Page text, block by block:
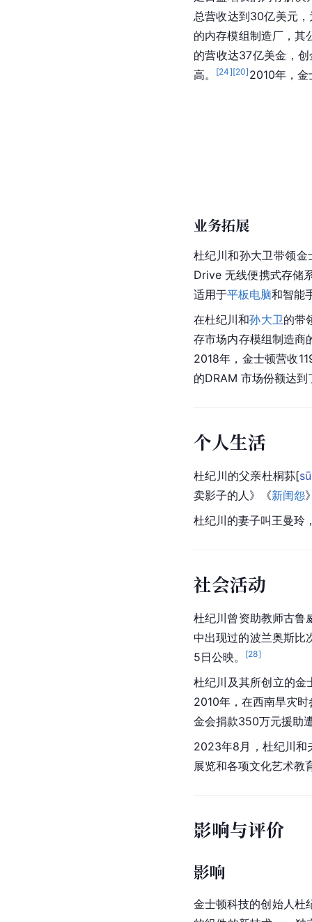
总营收达到30亿美元
的内存模组制造厂 ，
的营收达37亿美金，
高。
[24][20] 2010年，金
业务拓展
杜纪川和孙大卫带领金
Drive 无线便携式存储
适用于平板电脑和智能
在杜纪川和孙大卫的带
存市场内存模组制造商
2018年，金士顿营收
的DRAM 市场份额达到
个人生活
杜纪川的父亲杜桐荪[
卖影子的人》《新闺怨
杜纪川的妻子叫王曼玲
社会活动
杜纪川曾资助教师古鲁
中出现过的波兰奥斯比
5日公映。
[28]
杜纪川及其所创立的金
2010年，在西南旱灾时
金会捐款350万元援助
2023年8月，杜纪川和
展览和各项文化艺术教
影响与评价
影响
金士顿科技的创始人杜